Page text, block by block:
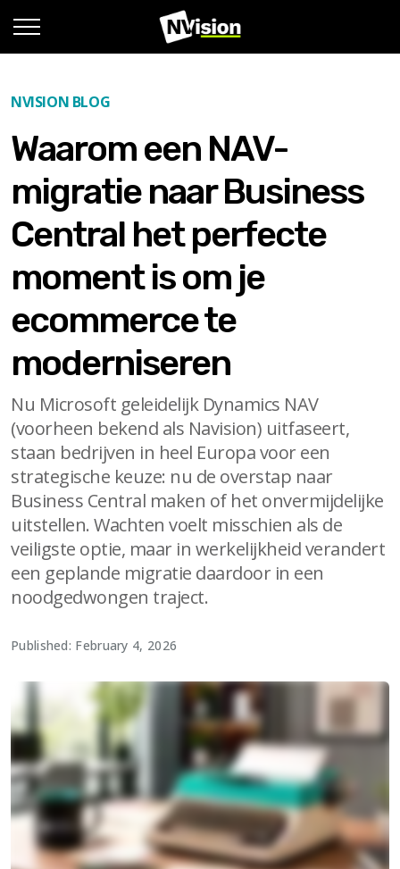
NVISION BLOG
Waarom een NAV-
migratie naar Business
Central het perfecte
moment is om je
ecommerce te
moderniseren
Nu Microsoft geleidelijk Dynamics NAV
(voorheen bekend als Navision) uitfaseert,
staan bedrijven in heel Europa voor een
strategische keuze: nu de overstap naar
Business Central maken of het onvermijdelijke
uitstellen. Wachten voelt misschien als de
veiligste optie, maar in werkelijkheid verandert
een geplande migratie daardoor in een
noodgedwongen traject.
Published: February 4, 2026